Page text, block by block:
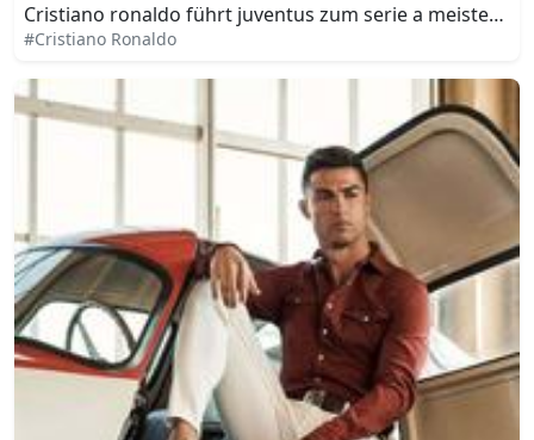
Cristiano ronaldo führt juventus zum serie a meistertitel
#Cristiano Ronaldo